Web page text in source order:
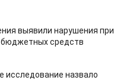
выявили нарушения при
бюджетных средств
исследование назвало